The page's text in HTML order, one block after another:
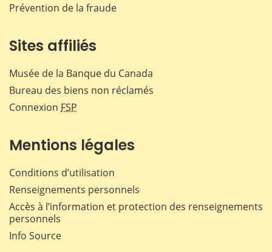
Prévention de la fraude
Sites affiliés
Musée de la Banque du Canada
Bureau des biens non réclamés
Connexion FSP
Mentions légales
Conditions d’utilisation
Renseignements personnels
Accès à l’information et protection des renseignements
personnels
Info Source